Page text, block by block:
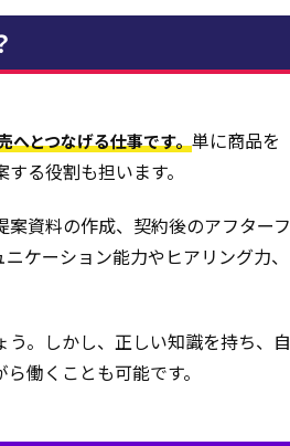
へとつなげる仕事です。単に商品を
る役割も担います。
資料の作成、契約後のアフターフ
ケーション能力やヒアリング力、
。しかし、正しい知識を持ち、自
働くことも可能です。